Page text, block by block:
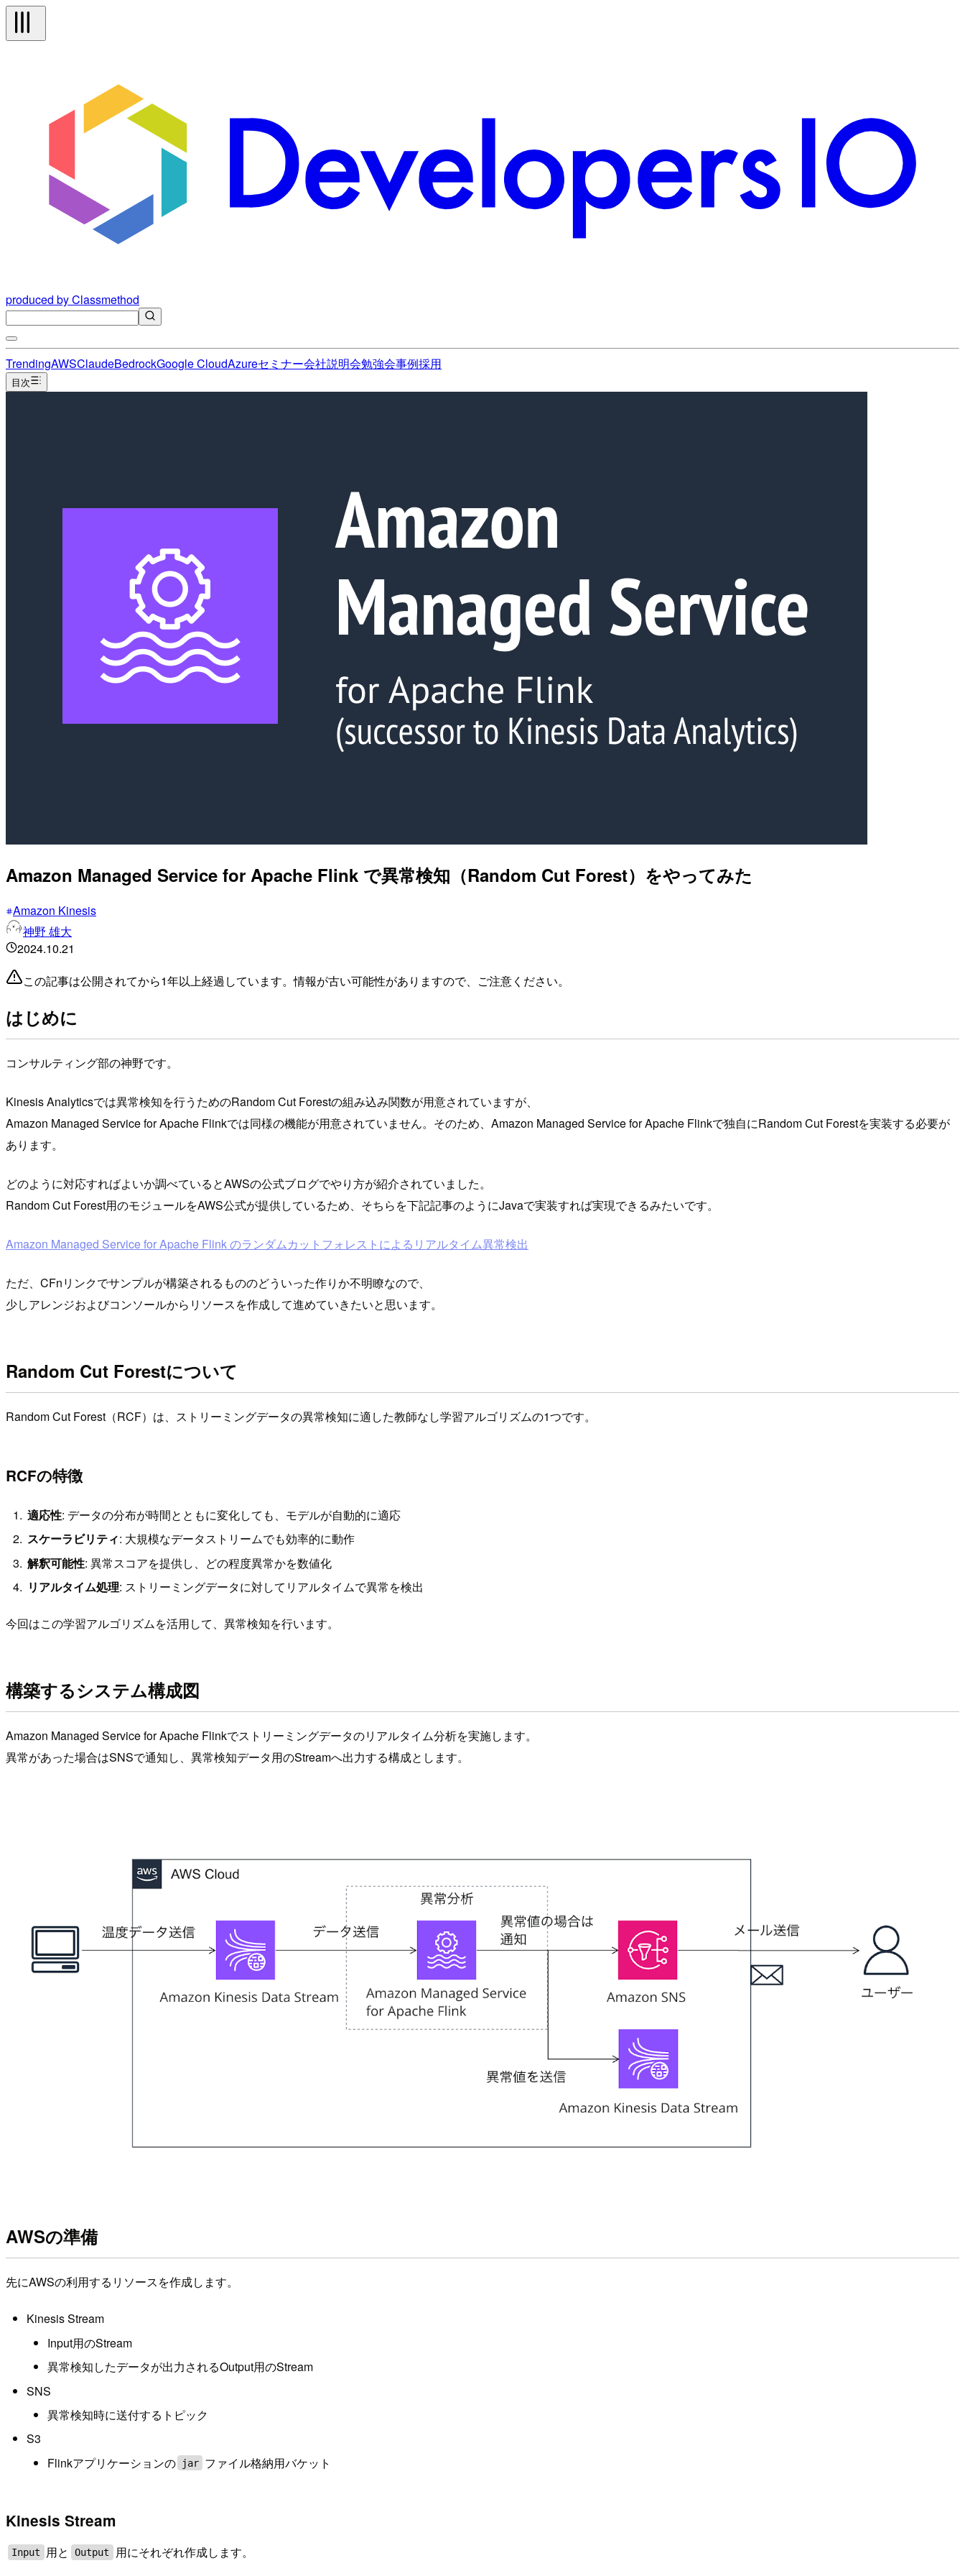
produced by Classmethod
TrendingAWSClaudeBedrockGoogle CloudAzureセミナー会社説明会勉強会事例採用
目次
Amazon Managed Service for Apache Flink で異常検知（Random Cut Forest）をやってみた
Amazon Kinesis
神野 雄大
2024.10.21
この記事は公開されてから1年以上経過しています。情報が古い可能性がありますので、ご注意ください。
はじめに
コンサルティング部の神野です。
Kinesis Analyticsでは異常検知を行うためのRandom Cut Forestの組み込み関数が用意されていますが、
Amazon Managed Service for Apache Flinkでは同様の機能が用意されていません。そのため、Amazon Managed Service for Apache Flinkで独自にRandom Cut Forestを実装する必要が
あります。
どのように対応すればよいか調べているとAWSの公式ブログでやり方が紹介されていました。
Random Cut Forest用のモジュールをAWS公式が提供しているため、そちらを下記記事のようにJavaで実装すれば実現できるみたいです。
Amazon Managed Service for Apache Flink のランダムカットフォレストによるリアルタイム異常検出
ただ、CFnリンクでサンプルが構築されるもののどういった作りか不明瞭なので、
少しアレンジおよびコンソールからリソースを作成して進めていきたいと思います。
Random Cut Forestについて
Random Cut Forest（RCF）は、ストリーミングデータの異常検知に適した教師なし学習アルゴリズムの1つです。
RCFの特徴
適応性: データの分布が時間とともに変化しても、モデルが自動的に適応
スケーラビリティ: 大規模なデータストリームでも効率的に動作
解釈可能性: 異常スコアを提供し、どの程度異常かを数値化
リアルタイム処理: ストリーミングデータに対してリアルタイムで異常を検出
今回はこの学習アルゴリズムを活用して、異常検知を行います。
構築するシステム構成図
Amazon Managed Service for Apache Flinkでストリーミングデータのリアルタイム分析を実施します。
異常があった場合はSNSで通知し、異常検知データ用のStreamへ出力する構成とします。
AWSの準備
先にAWSの利用するリソースを作成します。
Kinesis Stream
Input用のStream
異常検知したデータが出力されるOutput用のStream
SNS
異常検知時に送付するトピック
S3
Flinkアプリケーションの
jar ファイル格納用バケット
Kinesis Stream
Input 用と Output 用にそれぞれ作成します。